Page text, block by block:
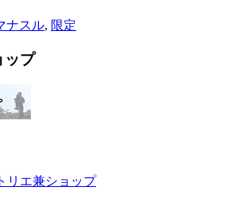
ナスル, 限定
ップ
エ兼ショップ